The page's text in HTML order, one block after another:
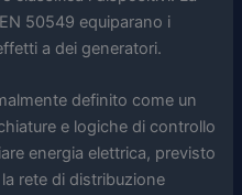
50549 equiparano i
a dei generatori.
definito come un
e logiche di controllo
energia elettrica, previsto
rete di distribuzione